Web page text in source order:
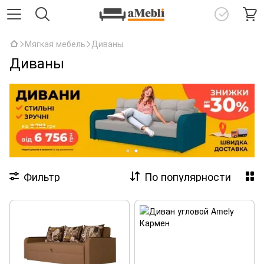
Мягкая мебель Диваны
Диваны
Фильтр По популярности